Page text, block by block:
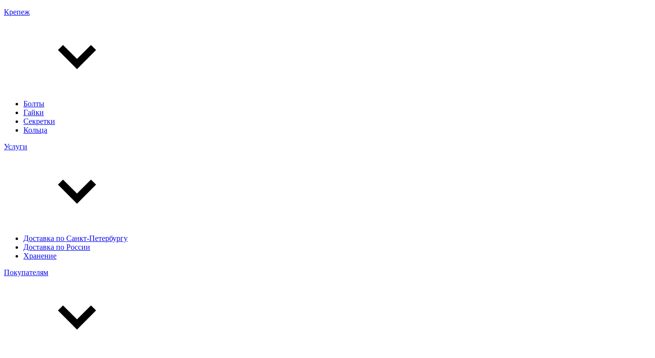
Крепеж
Болты
Гайки
Секретки
Кольца
Услуги
Доставка по Санкт-Петербургу
Доставка по России
Хранение
Покупателям